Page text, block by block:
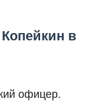
в
офицер.